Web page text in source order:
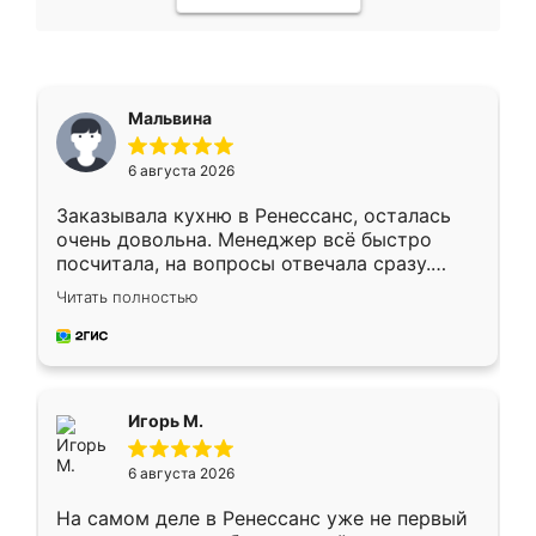
Мальвина
6 августа 2026
Заказывала кухню в Ренессанс, осталась
очень довольна. Менеджер всё быстро
посчитала, на вопросы отвечала сразу.
Замерщик приехал в субботу, подошёл к
делу со всей ответственностью. Собрали
за день, ребята работали аккуратно, даже
Читать полностью
Игорь М.
6 августа 2026
На самом деле в Ренессанс уже не первый